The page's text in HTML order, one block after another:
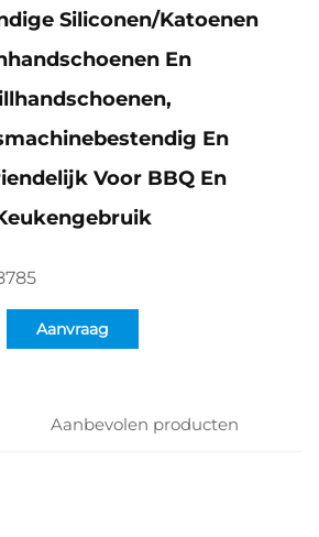
Siliconen/katoenen
En
En
Voor BBQ En
Aanvraag
Aanbevolen producten